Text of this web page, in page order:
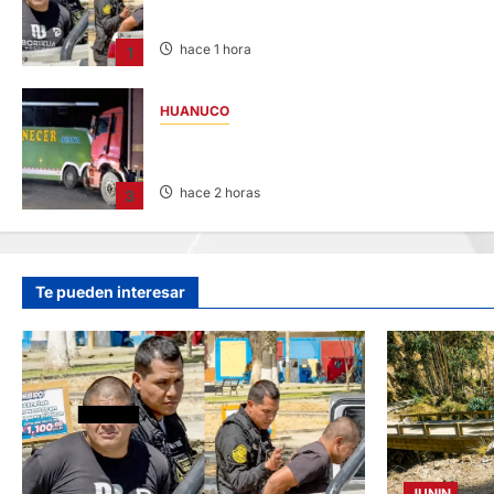
1 hace 1 hora
3
HUANUCO
hace 2 horas
Te pueden interesar